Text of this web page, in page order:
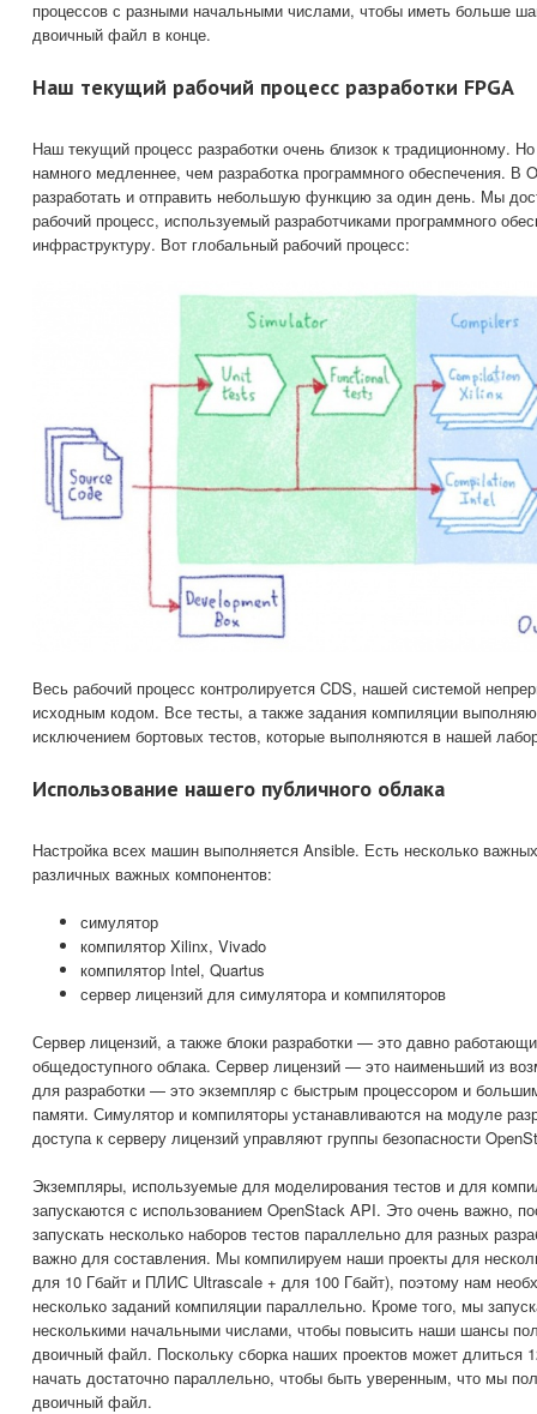
процессов с разными начальными числами, чтобы иметь больше
двоичный файл в конце.
Наш текущий рабочий процесс разработки FPGA
Наш текущий процесс разработки очень близок к традиционному.
намного медленнее, чем разработка программного обеспечения.
разработать и отправить небольшую функцию за один день. Мы
рабочий процесс, используемый разработчиками программного
инфраструктуру. Вот глобальный рабочий процесс:
Весь рабочий процесс контролируется CDS, нашей системой
исходным кодом. Все тесты, а также задания компиляции
исключением бортовых тестов, которые выполняются в нашей
Использование нашего публичного облака
Настройка всех машин выполняется Ansible. Есть несколько
различных важных компонентов:
симулятор
компилятор Xilinx, Vivado
компилятор Intel, Quartus
сервер лицензий для симулятора и компиляторов
Сервер лицензий, а также блоки разработки — это давно
общедоступного облака. Сервер лицензий — это наименьший из
для разработки — это экземпляр с быстрым процессором и
памяти. Симулятор и компиляторы устанавливаются на модуле
доступа к серверу лицензий управляют группы безопасности
Экземпляры, используемые для моделирования тестов и для
запускаются с использованием OpenStack API. Это очень важно,
запускать несколько наборов тестов параллельно для разных
важно для составления. Мы компилируем наши проекты для
для 10 Гбайт и ПЛИС Ultrascale + для 100 Гбайт), поэтому нам
несколько заданий компиляции параллельно. Кроме того, мы
несколькими начальными числами, чтобы повысить наши шансы
двоичный файл. Поскольку сборка наших проектов может длиться
начать достаточно параллельно, чтобы быть уверенным, что мы
двоичный файл.